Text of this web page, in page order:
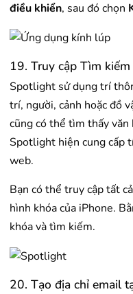
điều khiển, sau đó chọn
19. Truy cập Tìm
Spotlight sử dụng trí
trí, người, cảnh hoặc đồ
cũng có thể tìm thấy
Spotlight hiện cung cấp
web.
Bạn có thể truy cập tất
hình khóa của iPhone.
khóa và tìm kiếm.
20. Tạo địa chỉ email